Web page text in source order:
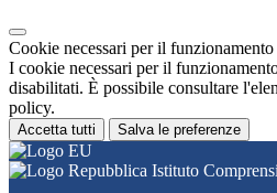
Cookie necessari per il funzionamento
I cookie necessari per il
disabilitati. È possibile consultare
policy.
Accetta tutti Salva le preferenze
Istituto